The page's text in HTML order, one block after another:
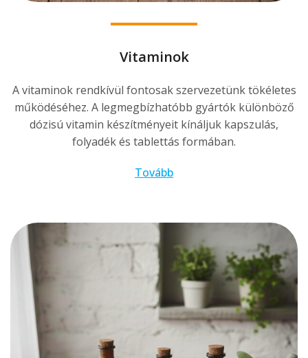
Vitaminok
A vitaminok rendkívül fontosak szervezetünk tökéletes
működéséhez. A legmegbízhatóbb gyártók különböző
dózisú vitamin készítményeit kínáljuk kapszulás,
folyadék és tablettás formában.
Tovább